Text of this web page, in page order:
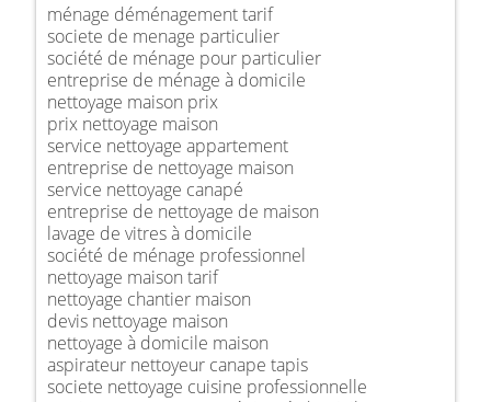
ménage déménagement tarif
societe de menage particulier
société de ménage pour particulier
entreprise de ménage à domicile
nettoyage maison prix
prix nettoyage maison
service nettoyage appartement
entreprise de nettoyage maison
service nettoyage canapé
entreprise de nettoyage de maison
lavage de vitres à domicile
société de ménage professionnel
nettoyage maison tarif
nettoyage chantier maison
devis nettoyage maison
nettoyage à domicile maison
aspirateur nettoyeur canape tapis
societe nettoyage cuisine professionnelle